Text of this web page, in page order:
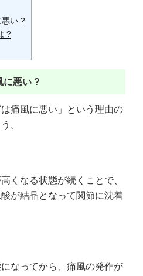
悪い ?
?
に悪い ?
痛風に悪い」という理由の
。
くなる状態が続くことで、
が結晶となって関節に沈着
なってから、痛風の発作が